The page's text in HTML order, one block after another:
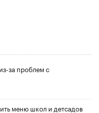
за проблем с
меню школ и детсадов